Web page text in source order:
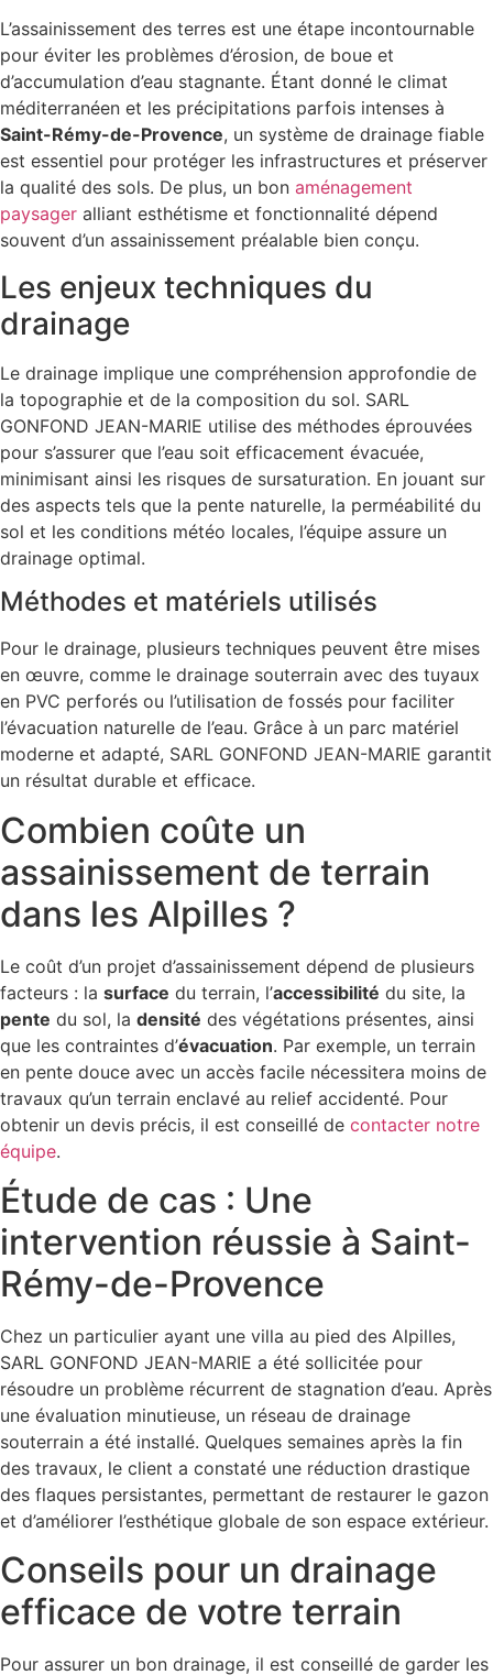
L’assainissement des terres est une étape incontournable
pour éviter les problèmes d’érosion, de boue et
d’accumulation d’eau stagnante. Étant donné le climat
méditerranéen et les précipitations parfois intenses à
Saint-Rémy-de-Provence, un système de drainage fiable
est essentiel pour protéger les infrastructures et préserver
la qualité des sols. De plus, un bon aménagement
paysager alliant esthétisme et fonctionnalité dépend
souvent d’un assainissement préalable bien conçu.
Les enjeux techniques du
drainage
Le drainage implique une compréhension approfondie de
la topographie et de la composition du sol. SARL
GONFOND JEAN-MARIE utilise des méthodes éprouvées
pour s’assurer que l’eau soit efficacement évacuée,
minimisant ainsi les risques de sursaturation. En jouant sur
des aspects tels que la pente naturelle, la perméabilité du
sol et les conditions météo locales, l’équipe assure un
drainage optimal.
Méthodes et matériels utilisés
Pour le drainage, plusieurs techniques peuvent être mises
en œuvre, comme le drainage souterrain avec des tuyaux
en PVC perforés ou l’utilisation de fossés pour faciliter
l’évacuation naturelle de l’eau. Grâce à un parc matériel
moderne et adapté, SARL GONFOND JEAN-MARIE garantit
un résultat durable et efficace.
Combien coûte un
assainissement de terrain
dans les Alpilles ?
Le coût d’un projet d’assainissement dépend de plusieurs
facteurs : la surface du terrain, l’accessibilité du site, la
pente du sol, la densité des végétations présentes, ainsi
que les contraintes d’évacuation. Par exemple, un terrain
en pente douce avec un accès facile nécessitera moins de
travaux qu’un terrain enclavé au relief accidenté. Pour
obtenir un devis précis, il est conseillé de contacter notre
équipe.
Étude de cas : Une
intervention réussie à Saint-
Rémy-de-Provence
Chez un particulier ayant une villa au pied des Alpilles,
SARL GONFOND JEAN-MARIE a été sollicitée pour
résoudre un problème récurrent de stagnation d’eau. Après
une évaluation minutieuse, un réseau de drainage
souterrain a été installé. Quelques semaines après la fin
des travaux, le client a constaté une réduction drastique
des flaques persistantes, permettant de restaurer le gazon
et d’améliorer l’esthétique globale de son espace extérieur.
Conseils pour un drainage
efficace de votre terrain
Pour assurer un bon drainage, il est conseillé de garder les